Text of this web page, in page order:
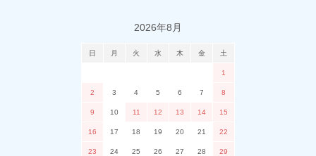
2026年8月
日 月 火 水 木 金 土
1
2 3 4 5 6 7 8
9 10 11 12 13 14 15
16 17 18 19 20 21 22
23 24 25 26 27 28 29